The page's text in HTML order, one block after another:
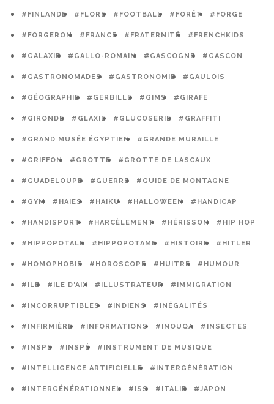
#FINLANDE #FLORE #FOOTBALL #FORÊT #FORGE
#FORGERON #FRANCE #FRATERNITÉ #FRENCHKIDS
#GALAXIE #GALLO-ROMAIN #GASCOGNE #GASCON
#GASTRONOMADES #GASTRONOMIE #GAULOIS
#GÉOGRAPHIE #GERBILLE #GIMS #GIRAFE
#GIRONDE #GLAXIE #GLUCOSERIE #GRAFFITI
#GRAND MUSÉE ÉGYPTIEN #GRANDE MURAILLE
#GRIFFON #GROTTE #GROTTE DE LASCAUX
#GUADELOUPE #GUERRE #GUIDE DE MONTAGNE
#GYM #HAIES #HAIKU #HALLOWEEN #HANDICAP
#HANDISPORT #HARCÈLEMENT #HÉRISSON #HIP HOP
#HIPPOPOTALE #HIPPOPOTAME #HISTOIRE #HITLER
#HOMOPHOBIE #HOROSCOPE #HUITRE #HUMOUR
#ILE #ILE D'AIX #ILLUSTRATEUR #IMMIGRATION
#INCORRUPTIBLES #INDIENS #INÉGALITÉS
#INFIRMIÈRE #INFORMATIONS #INOUQA #INSECTES
#INSPE #INSPÉ #INSTRUMENT DE MUSIQUE
#INTELLIGENCE ARTIFICIELLE #INTERGÉNÉRATION
#INTERGÉNÉRATIONNEL #ISS #ITALIE #JAPON